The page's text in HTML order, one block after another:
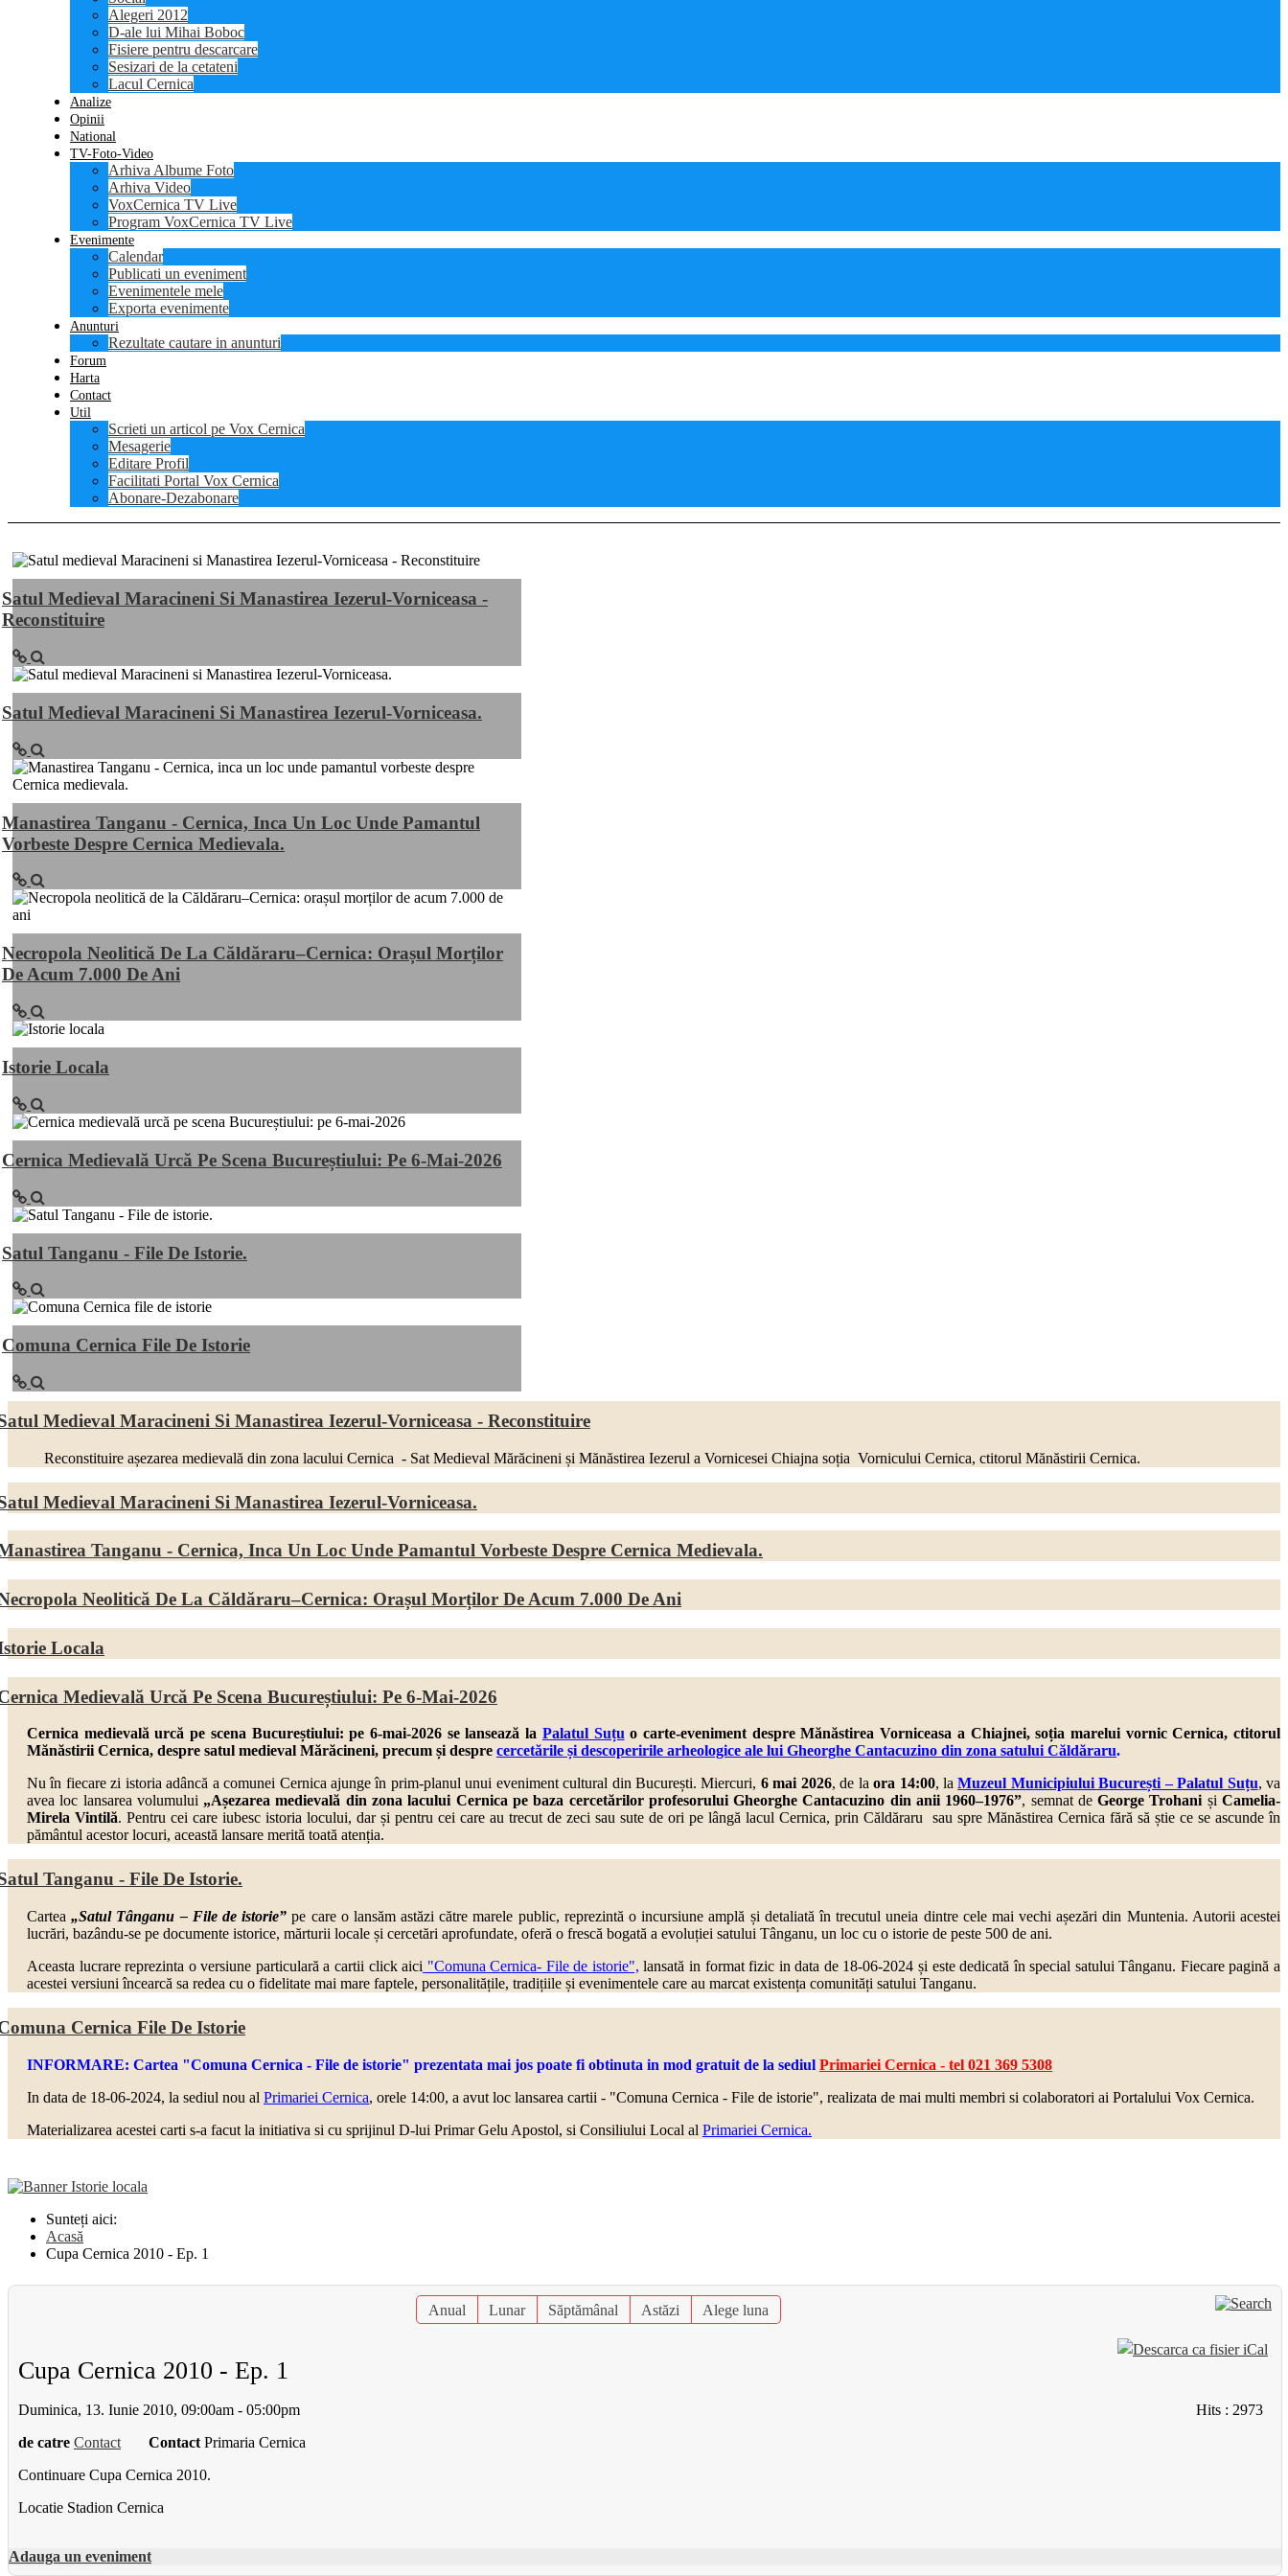
Alegeri 2012
D-ale lui Mihai Boboc
Fisiere pentru descarcare
Sesizari de la cetateni
Lacul Cernica
Analize
Opinii
National
TV-Foto-Video
Arhiva Albume Foto
Arhiva Video
VoxCernica TV Live
Program VoxCernica TV Live
Evenimente
Calendar
Publicati un eveniment
Evenimentele mele
Exporta evenimente
Anunturi
Rezultate cautare in anunturi
Forum
Harta
Contact
Util
Scrieti un articol pe Vox Cernica
Mesagerie
Editare Profil
Facilitati Portal Vox Cernica
Abonare-Dezabonare
Satul Medieval Maracineni Si Manastirea Iezerul-Vorniceasa -
Reconstituire
Satul Medieval Maracineni Si Manastirea Iezerul-Vorniceasa.
Manastirea Tanganu - Cernica, Inca Un Loc Unde Pamantul
Vorbeste Despre Cernica Medievala.
Necropola Neolitică De La Căldăraru–Cernica: Orașul Morților
De Acum 7.000 De Ani
Istorie Locala
Cernica Medievală Urcă Pe Scena Bucureștiului: Pe 6-Mai-2026
Satul Tanganu - File De Istorie.
Comuna Cernica File De Istorie
Medieval Maracineni Si Manastirea Iezerul-Vorniceasa - Reconstituire
așezarea medievală din zona lacului Cernica - Sat Medieval Mărăcineni și Mănăstirea Iezerul a Vornicesei Chiajna soția Vornicului Cernica, ctitorul Mănăstirii Cernica.
Medieval Maracineni Si Manastirea Iezerul-Vorniceasa.
Tanganu - Cernica, Inca Un Loc Unde Pamantul Vorbeste Despre Cernica Medievala.
Neolitică De La Căldăraru–Cernica: Orașul Morților De Acum 7.000 De Ani
Locala
Medievală Urcă Pe Scena Bucureștiului: Pe 6-Mai-2026
Cernica medievală urcă pe scena Bucureștiului: pe 6-mai-2026 se lansează la Palatul Suțu o carte-eveniment despre Mănăstirea Vorniceasa a Chiajnei, soția marelui vornic Cernica, ctitorul
Mănăstirii Cernica, despre satul medieval Mărăcineni, precum și despre cercetările și descoperirile arheologice ale lui Gheorghe Cantacuzino din zona satului Căldăraru.
Nu în fiecare zi istoria adâncă a comunei Cernica ajunge în prim-planul unui eveniment cultural din București. Miercuri, 6 mai 2026, de laora 14:00, la Muzeul Municipiului București – Palatul Suțu, va
avea loc lansarea volumului „Așezarea medievală din zona lacului Cernica pe baza cercetărilor profesorului Gheorghe Cantacuzino din anii 1960–1976”, semnat deGeorge Trohani șiCamelia-
Mirela Vintilă. Pentru cei care iubesc istoria locului, dar și pentru cei care au trecut de zeci sau sute de ori pe lângă lacul Cernica, prin Căldăraru sau spre Mănăstirea Cernica fără să știe ce se ascunde în
pământul acestor locuri, această lansare merită toată atenția.
Tanganu - File De Istorie.
Cartea„Satul Tânganu – File de istorie” pe care o lansăm astăzi către marele public, reprezintă o incursiune amplă și detaliată în trecutul uneia dintre cele mai vechi așezări din Muntenia. Autorii acestei
lucrări, bazându-se pe documente istorice, mărturii locale și cercetări aprofundate, oferă o frescă bogată a evoluției satului Tânganu, un loc cu o istorie de peste 500 de ani.
Aceasta lucrare reprezinta o versiune particulară a cartii click aici "Comuna Cernica- File de istorie", lansată in format fizic in data de 18-06-2024 și este dedicată în special satului Tânganu. Fiecare pagină a
acestei versiuni încearcă sa redea cu o fidelitate mai mare faptele, personalitățile, tradițiile și evenimentele care au marcat existența comunități satului Tanganu.
Cernica File De Istorie
INFORMARE: Cartea "Comuna Cernica - File de istorie" prezentata mai jos poate fi obtinuta in mod gratuit de la sediul Primariei Cernica - tel 021 369 5308
In data de 18-06-2024, la sediul nou al Primariei Cernica, orele 14:00, a avut loc lansarea cartii - "Comuna Cernica - File de istorie", realizata de mai multi membri si colaboratori ai Portalului Vox Cernica.
Materializarea acestei carti s-a facut la initiativa si cu sprijinul D-lui Primar Gelu Apostol, si Consiliului Local al Primariei Cernica.
Sunteți aici:
Acasă
Cupa Cernica 2010 - Ep. 1
Anual Lunar Săptămânal Astăzi Alege luna
Cupa Cernica 2010 - Ep. 1
Duminica, 13. Iunie 2010, 09:00am - 05:00pm Hits: 2973
de catre Contact Contact Primaria Cernica
Continuare Cupa Cernica 2010.
Locatie Stadion Cernica
Adauga un eveniment